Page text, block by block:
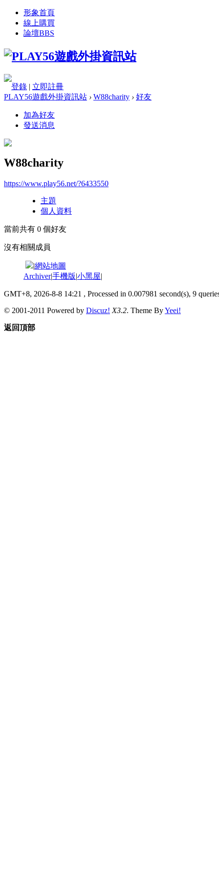
形象首頁
線上購買
論壇BBS
登錄 | 立即註冊
PLAY56遊戲外掛資訊站 › W88charity › 好友
加為好友
發送消息
W88charity
https://www.play56.net/?6433550
主題
個人資料
當前共有 0 個好友
沒有相關成員
|網站地圖
Archiver|手機版|小黑屋|
GMT+8, 2026-8-8 14:21 , Processed in 0.007981 second(s), 9
© 2001-2011 Powered by Discuz! X3.2. Theme ByYeei!
返回頂部